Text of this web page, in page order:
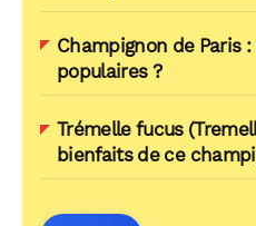
Champignon de Paris
populaires ?
Trémelle fucus
bienfaits de ce